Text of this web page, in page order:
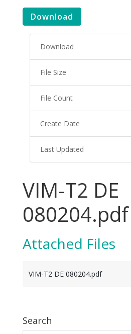
Download
Download
File Size
File Count
Create Date
Last Updated
VIM-T2 DE
080204.pdf
Attached Files
VIM-T2 DE 080204.pdf
Search